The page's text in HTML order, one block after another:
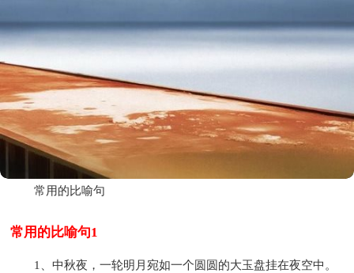
常用的比喻句
常用的比喻句1
1、中秋夜，一轮明月宛如一个圆圆的大玉盘挂在夜空中。